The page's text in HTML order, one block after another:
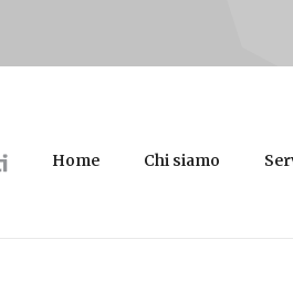
Home Chi siamo